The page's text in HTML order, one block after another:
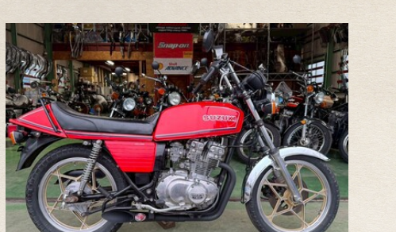
カスタム依頼をご検討の方は遠慮なくお申し付け下さい！
お客様の予算に合わせて幅広く対応が可能です。
↓↓↓↓↓↓↓↓↓↓↓↓グーバイクはこちらをクリック！